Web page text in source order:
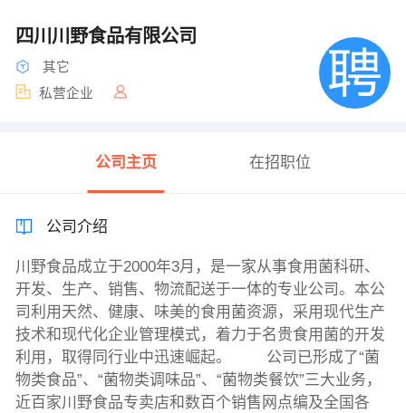
四川川野食品有限公司
其它
私营企业
公司主页 在招职位
公司介绍
川野食品成立于2000年3月，是一家从事食用菌科研、
开发、生产、销售、物流配送于一体的专业公司。本公
司利用天然、健康、味美的食用菌资源，采用现代生产
技术和现代化企业管理模式，着力于名贵食用菌的开发
利用，取得同行业中迅速崛起。 公司已形成了“菌
物类食品”、“菌物类调味品”、“菌物类餐饮”三大业务，
近百家川野食品专卖店和数百个销售网点编及全国各